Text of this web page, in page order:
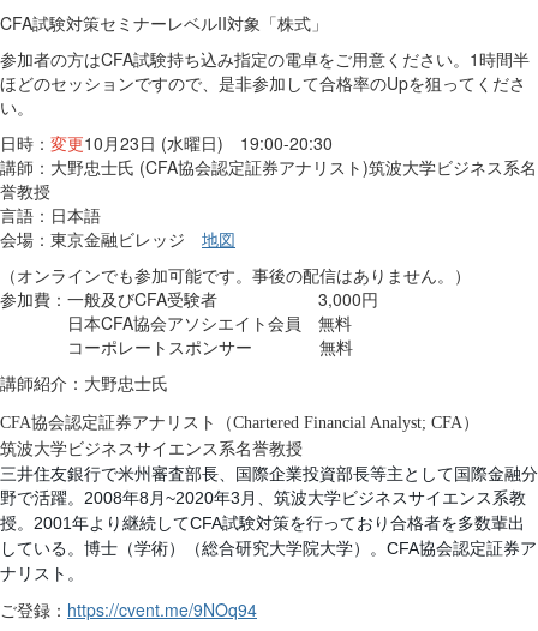
CFA試験対策セミナーレベルII対象「株式」
参加者の方はCFA試験持ち込み指定の電卓をご用意ください。1時間半
ほどのセッションですので、是非参加して合格率のUpを狙ってくださ
い。
日時： 変更10月23日 (水曜日) 19:00-20:30
講師：大野忠士氏 (CFA協会認定証券アナリスト)筑波大学ビジネス系名
誉教授
言語：日本語
会場：東京金融ビレッジ 地図
（オンラインでも参加可能です。事後の配信はありません。）
参加費：一般及びCFA受験者 3,000円
日本CFA協会アソシエイト会員 無料
コーポレートスポンサー 無料
講師紹介： 大野忠士氏
CFA協会認定証券アナリスト（Chartered Financial Analyst; CFA ）
筑波大学ビジネスサイエンス系名誉教授
三井住友銀行で米州審査部長、国際企業投資部長等主として国際金融分
野で活躍。
2008年8 月~2020年3 月、筑波大学ビジネスサイエンス系教
授。
2001年より継続してCFA試験対策を行っており合格者を多数輩出
している。博士（学術）（総合研究大学院大学）。
CFA協会認定証券ア
ナリスト。
ご登録： https://cvent.me/9NOq94